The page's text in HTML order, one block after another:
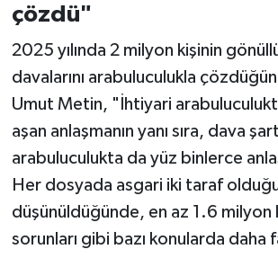
çözdü"
2025 yılında 2 milyon kişinin
davalarını arabuluculukla
Umut Metin, "İhtiyari
aşan anlaşmanın yanı sıra, dava
arabuluculukta da yüz binlerce
Her dosyada asgari iki taraf
düşünüldüğünde, en az 1.6 milyon
sorunları gibi bazı konularda daha